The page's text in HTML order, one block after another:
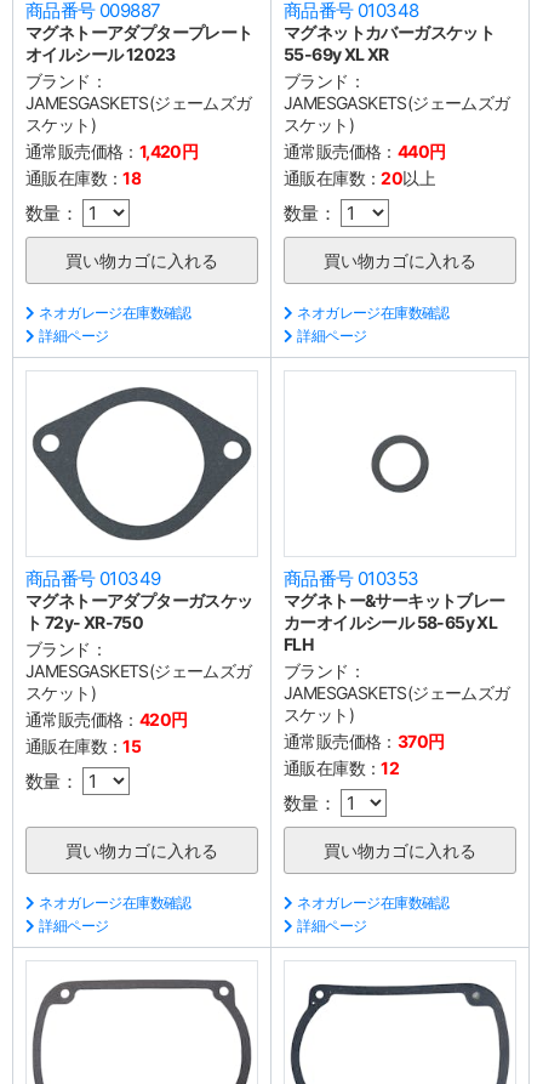
商品番号 009887
マグネトーアダプタープレート
オイルシール 12023
ブランド：
JAMESGASKETS(ジェームズガ
スケット)
通常販売価格： 1,420円
通販在庫数：18
数量：
ネオガレージ在庫数確認
詳細ページ
商品番号 010348
マグネットカバーガスケット
55-69y XL XR
ブランド：
JAMESGASKETS(ジェームズガ
スケット)
通常販売価格： 440円
通販在庫数：20以上
数量：
ネオガレージ在庫数確認
詳細ページ
商品番号 010349
マグネトーアダプターガスケッ
ト 72y- XR-750
ブランド：
JAMESGASKETS(ジェームズガ
スケット)
通常販売価格： 420円
通販在庫数：15
数量：
ネオガレージ在庫数確認
詳細ページ
商品番号 010353
マグネトー&サーキットブレー
カーオイルシール 58-65y XL
FLH
ブランド：
JAMESGASKETS(ジェームズガ
スケット)
通常販売価格： 370円
通販在庫数：12
数量：
ネオガレージ在庫数確認
詳細ページ